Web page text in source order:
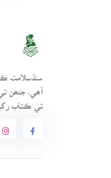
سنڌسلامت
تي ڪتاب